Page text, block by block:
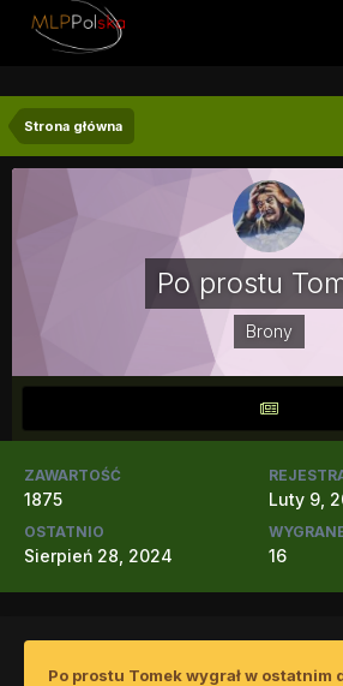
Strona główna
Po prostu
Brony
ZAWARTOŚĆ
1875 Luty 9,
OSTATNIO
Sierpień 28, 2024 16
Po prostu Tomek wygrał w ostatnim